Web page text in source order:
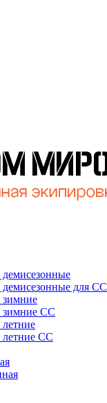
для СС
зимние СС
летние СС